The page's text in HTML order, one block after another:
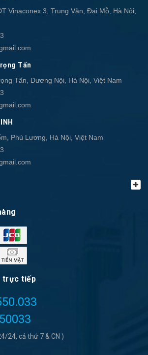
Vinaconex 3, Trung Văn, Đại Mỗ, Hà Nội,
Tấn
Tấn, Dương Nội, Hà Nội, Việt Nam
Phú Lương, Hà Nội, Việt Nam
trực tiếp
24, cả thứ 7 & CN )